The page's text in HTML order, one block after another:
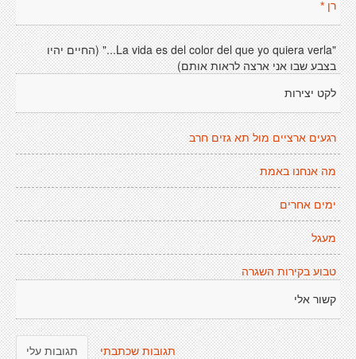
רן *
"La vida es del color del que yo quiera verla..." (החיים יהיו
בצבע שבו אני ארצה לראות אותם)
לקט יצירות
רגעים ארציים מול תא גזים חרב
מה אנחנו באמת
ימים אחרים
מעגל
טבוע בקירות השגרה
קשור אלי
תגובות עלי תגובות שכתבתי